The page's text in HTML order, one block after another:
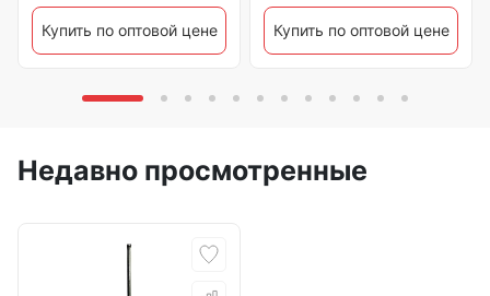
Купить по оптовой цене Купить по оптовой цене
Недавно просмотренные